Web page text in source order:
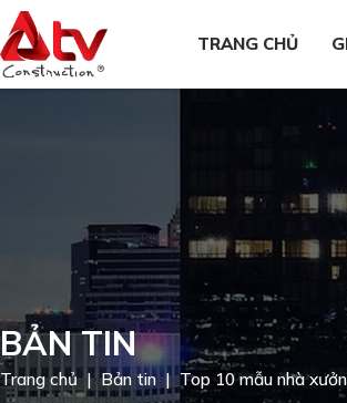
TRANG CHỦ
BẢN TIN
Trang chủ Bản tin Top 10 mẫu nhà